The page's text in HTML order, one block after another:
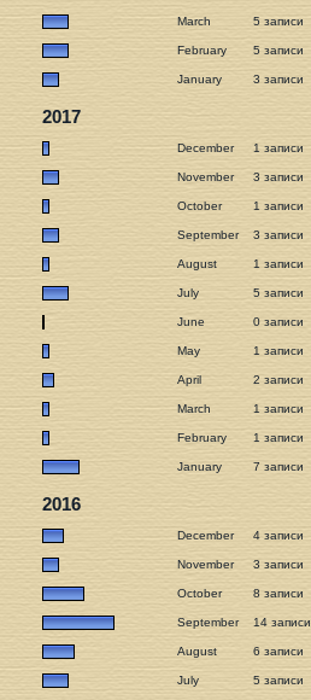
March 5 записи
February 5 записи
January 3 записи
2017
December 1 записи
November 3 записи
October 1 записи
September 3 записи
August 1 записи
July 5 записи
June 0 записи
May 1 записи
April 2 записи
March 1 записи
February 1 записи
January 7 записи
2016
December 4 записи
November 3 записи
October 8 записи
September 14 записи
August 6 записи
July 5 записи